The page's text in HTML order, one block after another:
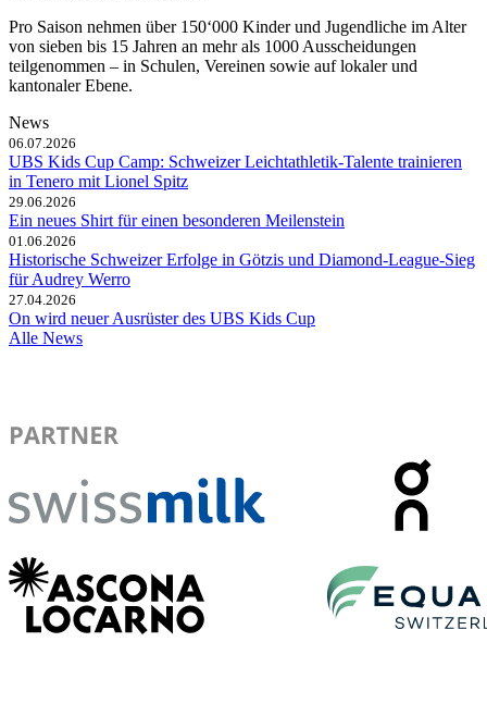
Pro Saison nehmen über 150‘000 Kinder und Jugendliche im Alter
von sieben bis 15 Jahren an mehr als 1000 Ausscheidungen
teilgenommen – in Schulen, Vereinen sowie auf lokaler und
kantonaler Ebene.
News
06.07.2026
UBS Kids Cup Camp: Schweizer Leichtathletik-Talente trainieren
in Tenero mit Lionel Spitz
29.06.2026
Ein neues Shirt für einen besonderen Meilenstein
01.06.2026
Historische Schweizer Erfolge in Götzis und Diamond-League-Sieg
für Audrey Werro
27.04.2026
On wird neuer Ausrüster des UBS Kids Cup
Alle News